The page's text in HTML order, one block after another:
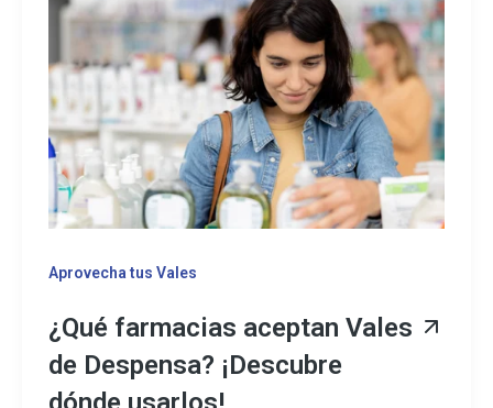
Aprovecha tus Vales
¿Qué farmacias aceptan Vales
de Despensa? ¡Descubre